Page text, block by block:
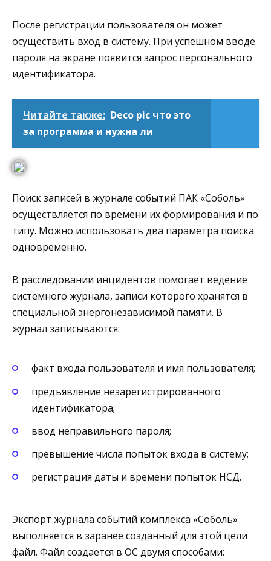
После регистрации пользователя он может
осуществить вход в систему. При успешном вводе
пароля на экране появится запрос персонального
идентификатора.
Читайте также: Deco pic что это
за программа и нужна ли
Поиск записей в журнале событий ПАК «Соболь»
осуществляется по времени их формирования и по
типу. Можно использовать два параметра поиска
одновременно.
В расследовании инцидентов помогает ведение
системного журнала, записи которого хранятся в
специальной энергонезависимой памяти. В
журнал записываются:
факт входа пользователя и имя пользователя;
предъявление незарегистрированного
идентификатора;
ввод неправильного пароля;
превышение числа попыток входа в систему;
регистрация даты и времени попыток НСД.
Экспорт журнала событий комплекса «Соболь»
выполняется в заранее созданный для этой цели
файл. Файл создается в ОС двумя способами: